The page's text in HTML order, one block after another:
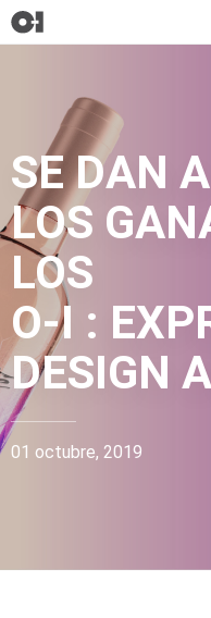
SE DAN
LOS
LOS
O-I :
DESIGN
01 octubre, 2019